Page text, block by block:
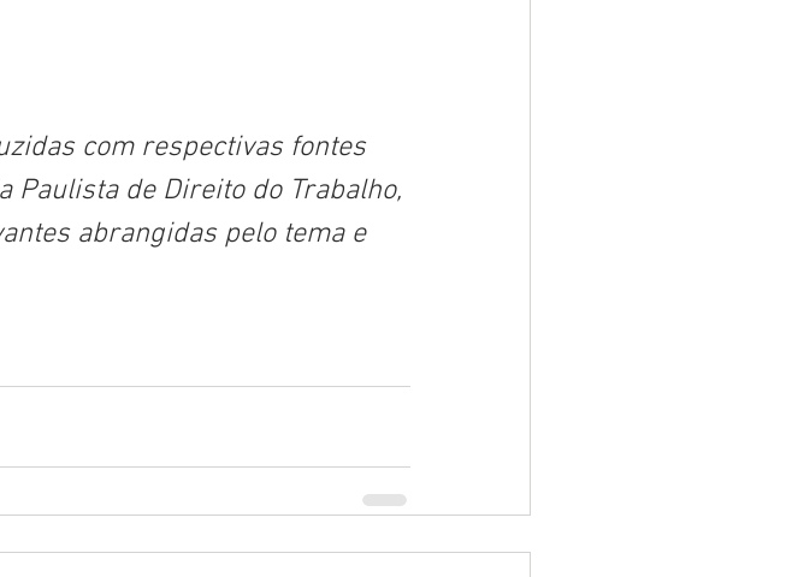
com respectivas fontes
Paulista de Direito do Trabalho,
abrangidas pelo tema e